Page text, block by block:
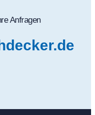
Anfragen